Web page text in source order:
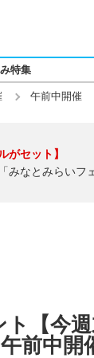
特集
午前中開催
がセット】
みなとみらいフ
【今
前中開